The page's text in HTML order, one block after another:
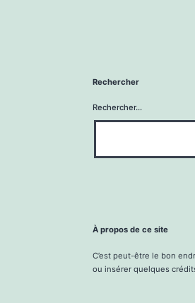
Rechercher
Rechercher…
À propos de ce site
C’est peut-être le bon
ou insérer quelques